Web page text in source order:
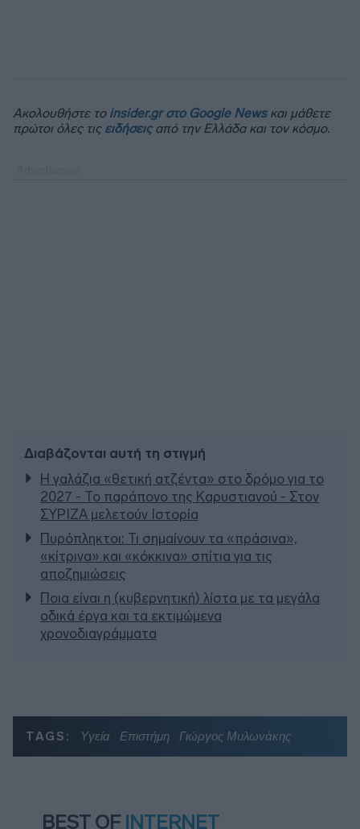
Ακολουθήστε το insider.gr στο Google Newsκαι μάθετε
πρώτοι όλες τις ειδήσειςαπό την Ελλάδα και τον κόσμο.
Διαβάζονται αυτή τη στιγμή
Η γαλάζια «θετική ατζέντα» στο δρόμο για το
2027 - Το παράπονο της Καρυστιανού - Στον
ΣΥΡΙΖΑ μελετούν Ιστορία
Πυρόπληκτοι: Τι σημαίνουν τα «πράσινα»,
«κίτρινα» και «κόκκινα» σπίτια για τις
αποζημιώσεις
Ποια είναι η (κυβερνητική) λίστα με τα μεγάλα
οδικά έργα και τα εκτιμώμενα
χρονοδιαγράμματα
TAGS: Υγεία Επιστήμη Γιώργος Μυλωνάκης
BEST OF INTERNET